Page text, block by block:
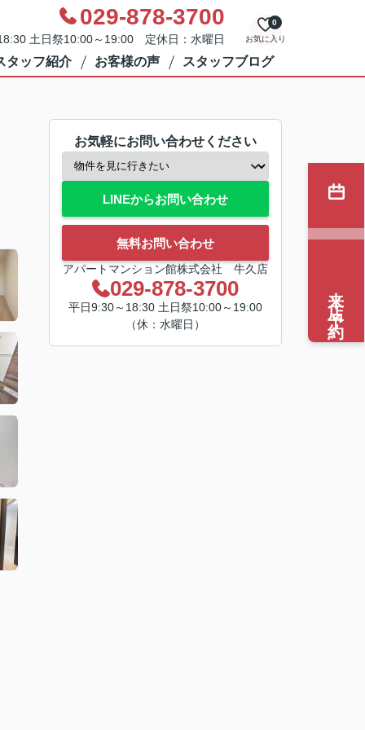
029-878-3700
土日祭10:00～19:00 定休日：水曜日 お気に入り
0
タッフ紹介 お客様の声 スタッフブログ
お気軽にお問い合わせください
LINEからお問い合わせ
無料お問い合わせ
アパートマンション館株式会社 牛久店
029-878-3700
平日9:30～18:30 土日祭10:00～19:00
（休：水曜日）
来店予約